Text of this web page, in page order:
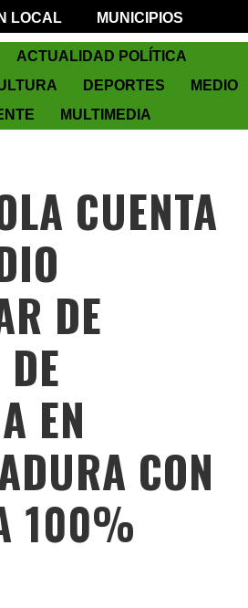
LOCAL
MUNICIPIOS
ACTUALIDAD POLÍTICA
DEPORTES
MEDIO
MULTIMEDIA
CUENTA
DE
EN
CON
100%